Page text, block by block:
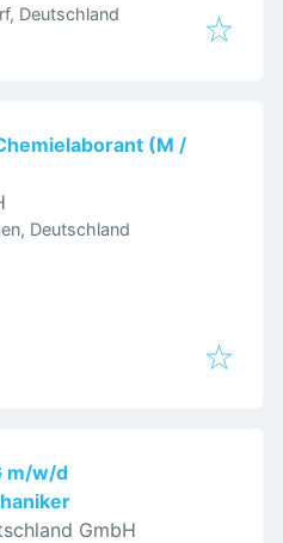
Deutschland
(M /
Deutschland
m/w/d
GmbH